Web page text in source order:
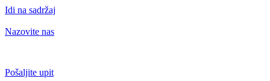
Idi na sadržaj
Nazovite nas
Pošaljite upit